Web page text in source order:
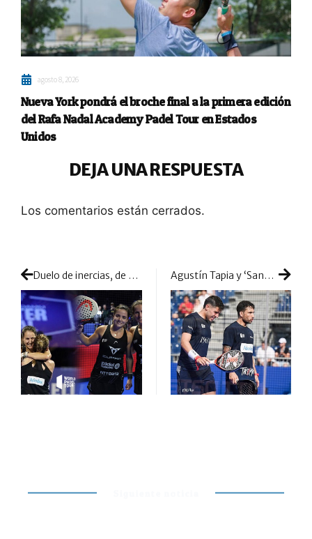
agosto 8, 2026
Nueva York pondrá el broche final a la primera edición
del Rafa Nadal Academy Padel Tour en Estados
Unidos
DEJA UNA RESPUESTA
Los comentarios están cerrados.
Duelo de inercias, de campeonas y de Maestras: Ari y Paula contra la efervescencia de Ale y Gemma Agustín Tapia y ‘Sanyo’ Gutiérrez despiden una temporada de éxitos y altibajos